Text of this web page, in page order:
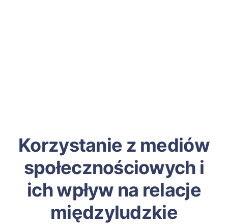
Korzystanie z mediów
społecznościowych i
ich wpływ na relacje
międzyludzkie